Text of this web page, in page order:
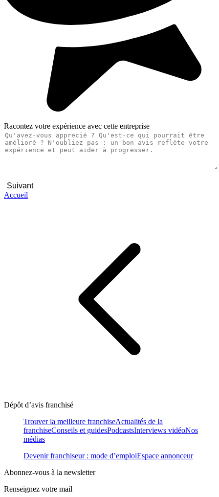
Racontez votre expérience avec cette entreprise
Suivant
Accueil
Dépôt d’avis franchisé
Trouver la meilleure franchiseActualités de la
franchiseConseils et guidesPodcastsInterviews vidéoNos
médias
Devenir franchiseur : mode d’emploiEspace annonceur
Abonnez-vous à la newsletter
Renseignez votre mail